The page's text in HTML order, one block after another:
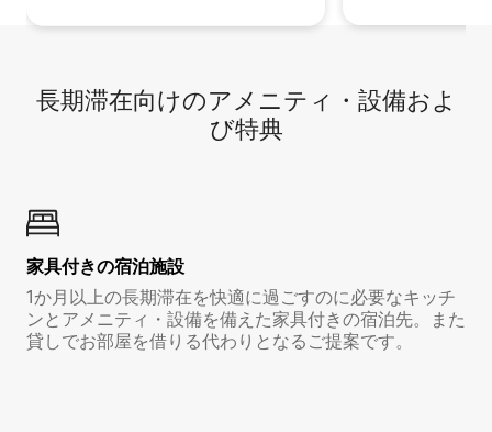
長期滞在向け⁠のア⁠メ⁠ニ⁠テ⁠ィ⁠・設⁠備⁠およ
び特⁠典
家具付き⁠の宿⁠泊⁠施⁠設
1か月以上の長期滞在を快適に過ごすのに必要なキッチ
ンとアメニティ・設備を備えた家具付きの宿泊先。また
貸しでお部屋を借りる代わりとなるご提案です。